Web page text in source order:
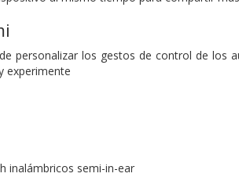
personalizar los gestos de control de los
experimente
inalámbricos semi-in-ear